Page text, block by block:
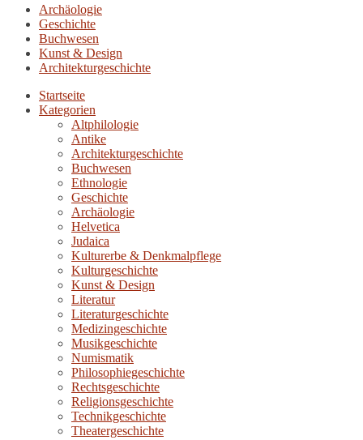
Archäologie
Geschichte
Buchwesen
Kunst & Design
Architekturgeschichte
Startseite
Kategorien
Altphilologie
Antike
Architekturgeschichte
Buchwesen
Ethnologie
Geschichte
Archäologie
Helvetica
Judaica
Kulturerbe & Denkmalpflege
Kulturgeschichte
Kunst & Design
Literatur
Literaturgeschichte
Medizingeschichte
Musikgeschichte
Numismatik
Philosophiegeschichte
Rechtsgeschichte
Religionsgeschichte
Technikgeschichte
Theatergeschichte